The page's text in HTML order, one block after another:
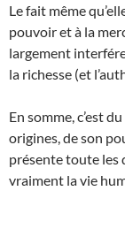
Le fait même
pouvoir et à la
largement
la richesse (et
En somme, c’est
origines, de son
présente toute les
vraiment la vie